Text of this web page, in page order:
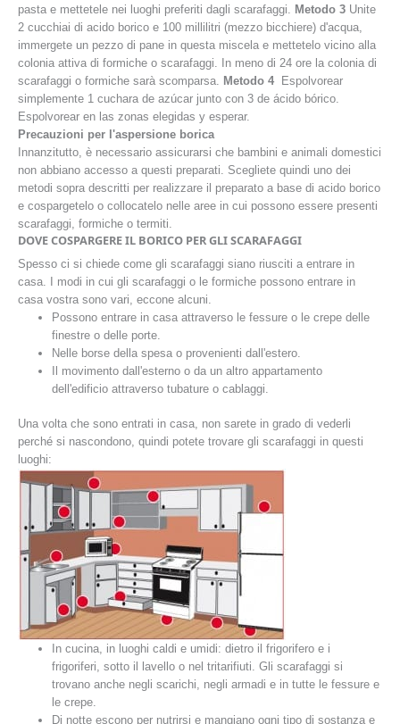
pasta e mettetele nei luoghi preferiti dagli scarafaggi. Metodo 3 Unite
2 cucchiai di acido borico e 100 millilitri (mezzo bicchiere) d'acqua,
immergete un pezzo di pane in questa miscela e mettetelo vicino alla
colonia attiva di formiche o scarafaggi. In meno di 24 ore la colonia di
scarafaggi o formiche sarà scomparsa. Metodo 4
Espolvorear
simplemente 1 cuchara de azúcar junto con 3 de ácido bórico.
Espolvorear en las zonas elegidas y esperar.
Precauzioni per l'aspersione borica
Innanzitutto, è necessario assicurarsi che bambini e animali domestici
non abbiano accesso a questi preparati. Scegliete quindi uno dei
metodi sopra descritti per realizzare il preparato a base di acido borico
e cospargetelo o collocatelo nelle aree in cui possono essere presenti
scarafaggi, formiche o termiti.
DOVE COSPARGERE IL BORICO PER GLI SCARAFAGGI
Spesso ci si chiede come gli scarafaggi siano riusciti a entrare in
casa. I modi in cui gli scarafaggi o le formiche possono entrare in
casa vostra sono vari, eccone alcuni.
Possono entrare in casa attraverso le fessure o le crepe delle
finestre o delle porte.
Nelle borse della spesa o provenienti dall'estero.
Il movimento dall'esterno o da un altro appartamento
dell'edificio attraverso tubature o cablaggi.
Una volta che sono entrati in casa, non sarete in grado di vederli
perché si nascondono, quindi potete trovare gli scarafaggi in questi
luoghi:
In cucina, in luoghi caldi e umidi: dietro il frigorifero e i
frigoriferi, sotto il lavello o nel tritarifiuti. Gli scarafaggi si
trovano anche negli scarichi, negli armadi e in tutte le fessure e
le crepe.
Di notte escono per nutrirsi e mangiano ogni tipo di sostanza e